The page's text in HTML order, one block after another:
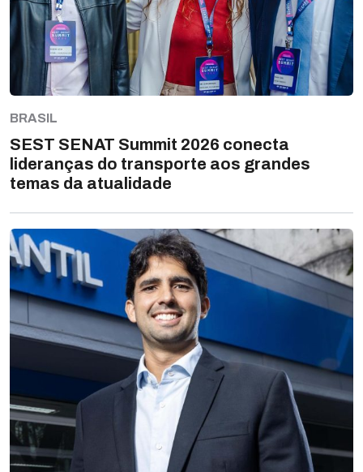
BRASIL
SEST SENAT Summit 2026 conecta
lideranças do transporte aos grandes
temas da atualidade